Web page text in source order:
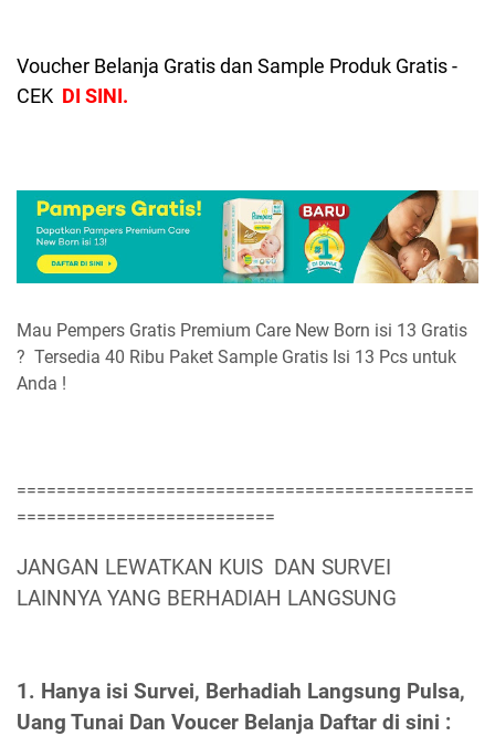
Voucher Belanja Gratis dan Sample Produk Gratis -
CEK DI SINI.
Mau Pempers Gratis Premium Care New Born isi 13 Gratis
? Tersedia 40 Ribu Paket Sample Gratis Isi 13 Pcs untuk
Anda !
==============================================
==========================
JANGAN LEWATKAN KUIS DAN SURVEI
LAINNYA YANG BERHADIAH LANGSUNG
1. Hanya isi Survei, Berhadiah Langsung Pulsa,
Uang Tunai Dan Voucer Belanja Daftar di sini :